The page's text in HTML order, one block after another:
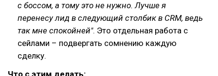
с боссом, а тому это не нужно. Лучше я
перенесу лид в следующий столбик в CRM, ведь
так мне спокойней". Это отдельная работа с
сейлами – подвергать сомнению каждую
сделку.
Что с этим делать: